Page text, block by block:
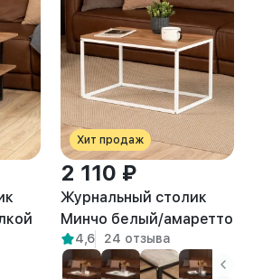
Хит продаж
2 110 ₽
Журнальный столик
Минчо белый/амаретто
4,6 24 отзыва